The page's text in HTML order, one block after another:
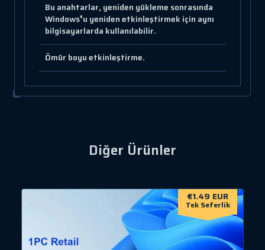
Bu anahtarlar, yeniden yükleme sonrasında
Windows❜u yeniden etkinleştirmek için aynı
bilgisayarlarda kullanılabilir.
Ömür boyu etkinleştirme.
Diğer Ürünler
€1.49 EUR
Tek Seferlik